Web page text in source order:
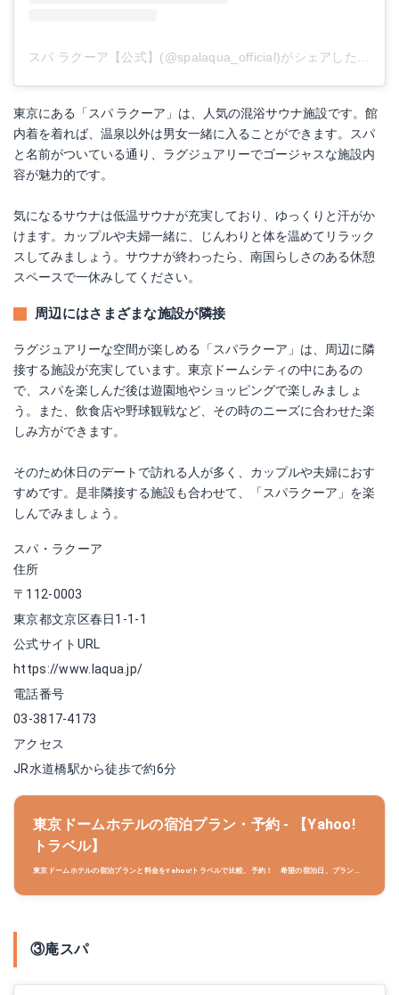
東京にある「スパ ラクーア」は、人気の混浴サウナ施設です。館
内着を着れば、温泉以外は男女一緒に入ることができます。スパ
と名前がついている通り、ラグジュアリーでゴージャスな施設内
容が魅力的です。
気になるサウナは低温サウナが充実しており、ゆっくりと汗がか
けます。カップルや夫婦一緒に、じんわりと体を温めてリラック
スしてみましょう。サウナが終わったら、南国らしさのある休憩
スペースで一休みしてください。
周辺にはさまざまな施設が隣接
ラグジュアリーな空間が楽しめる「スパラクーア」は、周辺に隣
接する施設が充実しています。東京ドームシティの中にあるの
で、スパを楽しんだ後は遊園地やショッピングで楽しみましょ
う。また、飲食店や野球観戦など、その時のニーズに合わせた楽
しみ方ができます。
そのため休日のデートで訪れる人が多く、カップルや夫婦におす
すめです。是非隣接する施設も合わせて、「スパラクーア」を楽
しんでみましょう。
スパ・ラクーア
住所
〒112-0003
東京都文京区春日1-1-1
公式サイトURL
https://www.laqua.jp/
電話番号
03-3817-4173
アクセス
JR水道橋駅から徒歩で約6分
東京ドームホテルの宿泊プラン・予約 - 【Yahoo!
トラベル】
東京ドームホテルの宿泊プランと料金をYahoo!トラベルで比較、予約！ 希望の宿泊日、プランか
③庵スパ